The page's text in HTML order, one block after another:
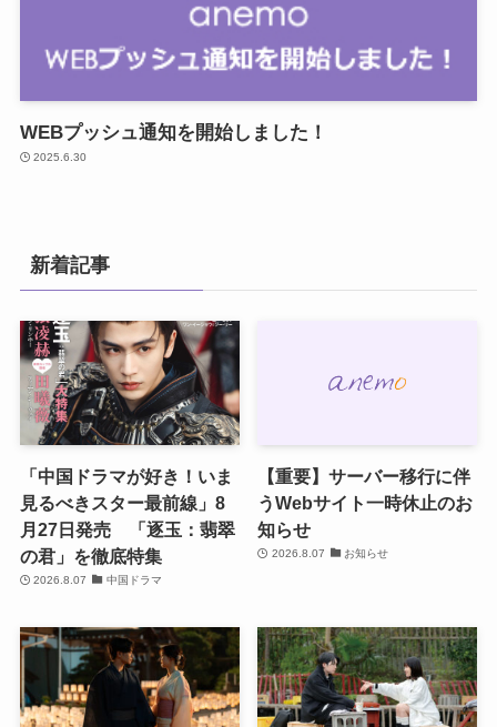
WEBプッシュ通知を開始しました！
2025.6.30
新着記事
「中国ドラマが好き！いま
見るべきスター最前線」8
月27日発売 「逐玉：翡翠
の君」を徹底特集
2026.8.07 中国ドラマ
【重要】サーバー移行に伴
うWebサイト一時休止のお
知らせ
2026.8.07 お知らせ